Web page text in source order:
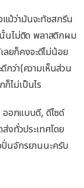
ม้ว่ามันจะทัชสกรีน
นั้นไม่ติด พลาสติกผม
ลยก็คงจะดีไม่น้อย
ว่า(ความเห็นส่วน
ก็ไม่เป็นไร
อกแบบดี, ดีไซด์
งทั่วประเทศโดย
ปั่นจักรยานนะครับ